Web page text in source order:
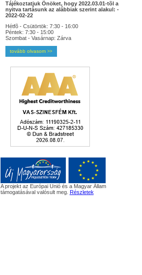
Tájékoztatjuk Önöket, hogy 2022.03.01-tõl a
nyitva tartásunk az alábbiak szerint alakul: -
2022-02-22
Hétfõ - Csütörtök: 7:30 - 16:00
Péntek: 7:30 - 15:00
Szombat - Vasárnap: Zárva
tovább olvasom >>
A projekt az Európai Unió és a Magyar Állam
támogatásával valósult meg. Részletek